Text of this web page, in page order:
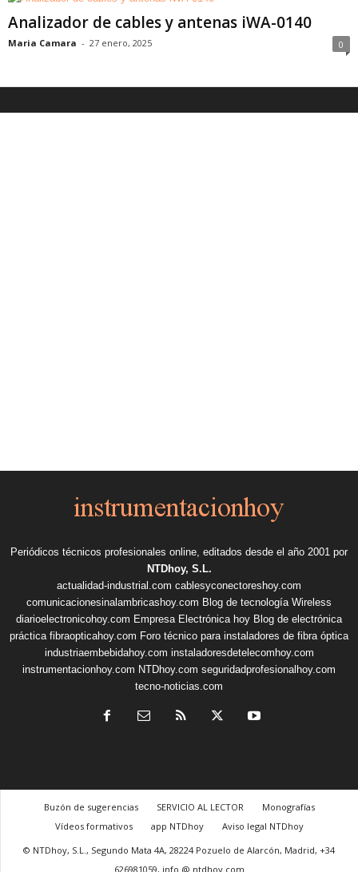
Analizador de cables y antenas iWA-0140
Maria Camara - 27 enero, 2025 0
Periódicos técnicos profesionales online, editados desde el año 2001 por
NTDhoy, S.L.
actualidad-industrial.com cablesyconectoreshoy.com
comunicacionesinalambricashoy.com Blog de tecnología Wireless
diarioelectronicohoy.com Empresa Electrónica hoy Blog de electrónica
práctica fibraopticahoy.com Foro técnico para instaladores de fibra óptica
industriaembebidahoy.com instaladoresdetelecomhoy.com
instrumentacionhoy.com NTDhoy.com seguridadprofesionalhoy.com
tecno-noticias.com
Buzón de sugerencias SERVICIO AL LECTOR
Monografías
Vídeos formativos
app NTDhoy
Aviso legal NTDhoy
© NTDhoy, S.L., Segundo Mata 4A, 28224 Pozuelo de Alarcón, Madrid, +34
626981059, info @ ntdhoy.com